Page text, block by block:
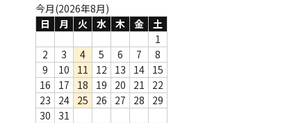
今月(2026年8月)
日
月 火 水 木 金
土
1
2
3 4 5 6 7
8
9
10 11 12 13 14 15
16
17 18 19 20 21
22
23
24 25 26 27 28
29
30
31